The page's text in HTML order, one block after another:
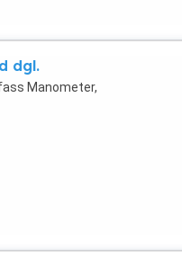
dgl.
Manometer,